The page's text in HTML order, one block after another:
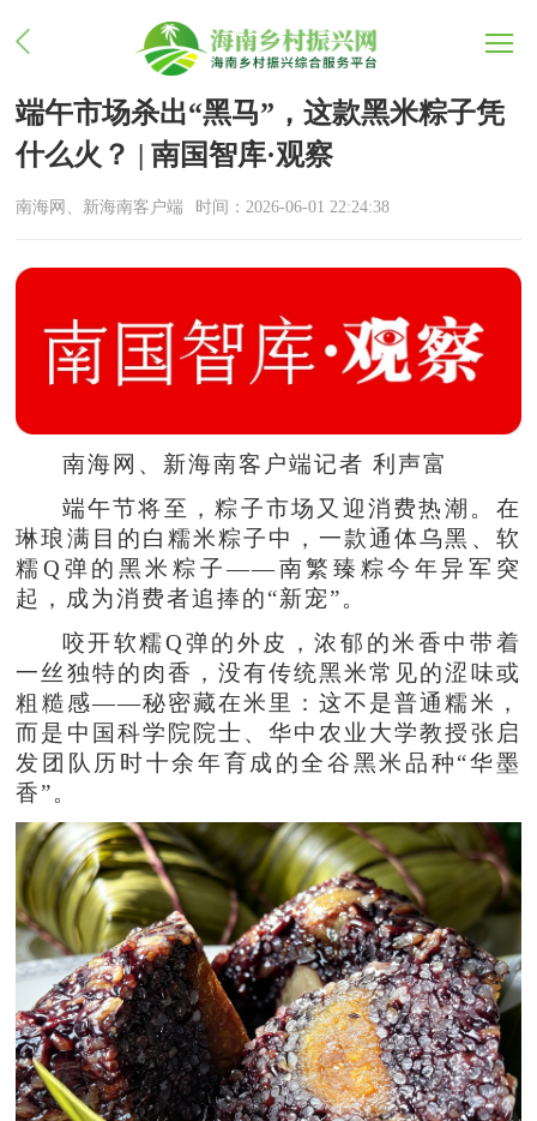
端午市场杀出“黑马”，这款黑米粽子凭
什么火？ | 南国智库·观察
南海网、新海南客户端 时间：2026-06-01 22:24:38
南海网、新海南客户端记者 利声富
端午节将至，粽子市场又迎消费热潮。‌‌在
琳琅满目的白糯米粽子中，一款通体乌黑、软
糯Q弹的黑米粽子——南繁臻粽今年异军突
起，成为消费者追捧的“新宠”。
咬开软糯Q弹的外皮，浓郁的米香中带着
一丝独特的肉香，没有传统黑米常见的涩味或
粗糙感——秘密藏在米里：这不是普通糯米，
而是中国科学院院士、华中农业大学教授张启
发团队历时十余年育成的全谷黑米品种“华墨
香”。